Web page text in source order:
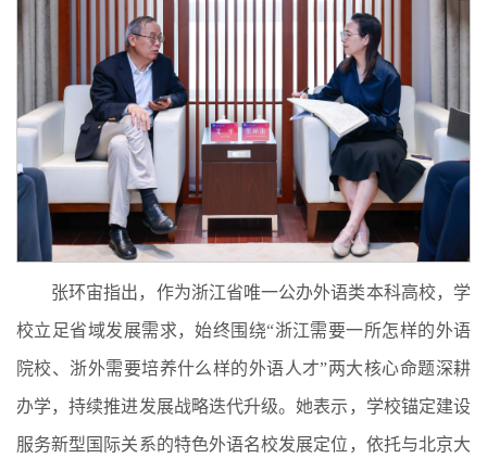
张环宙指出，作为浙江省唯一公办外语类本科高校，学
校立足省域发展需求，始终围绕“浙江需要一所怎样的外语
院校、浙外需要培养什么样的外语人才”两大核心命题深耕
办学，持续推进发展战略迭代升级。她表示，学校锚定建设
服务新型国际关系的特色外语名校发展定位，依托与北京大